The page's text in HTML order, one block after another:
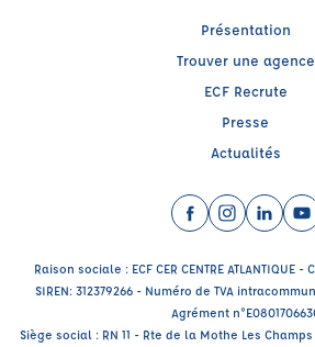
Présentation
Trouver une agence
ECF Recrute
Presse
Actualités
FacebookInstagram
Raison sociale : ECF CER CENTRE
SIREN: 312379266 - Numéro de TVA
Agrément
Siège social : RN 11 - Rte de la Mothe Les Champs